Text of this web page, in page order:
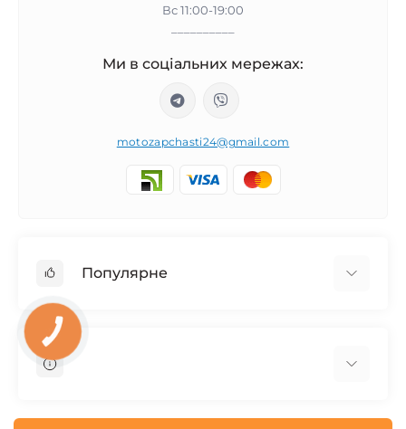
Вс 11:00-19:00
Ми в соціальних мережах:
motozapchasti24@gmail.com
Популярне
Запчасти на мотоцикл Урал / МТ Днепр / К-750
Запчасти на мотоцикл Иж Юпитер / Планета
Запчасти на мотоцикл Ява
Запчасти на мотоцикл Восход
КНОПКА
ЗВ'ЯЗКУ